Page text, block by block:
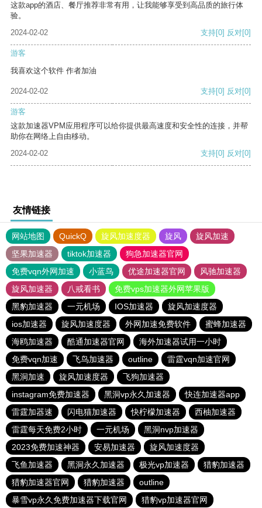
这款app的酒店、餐厅推荐非常有用，让我能够享受到高品质的旅行体
验。
2024-02-02
支持[0] 反对[0]
游客
我喜欢这个软件 作者加油
2024-02-02 支持[0] 反对[0]
游客
这款加速器VPM应用程序可以给你提供最高速度和安全性的连接，并帮
助你在网络上自由移动。
2024-02-02
支持[0] 反对[0]
友情链接
网站地图 QuickQ 旋风加速度器 旋风
旋风加速
坚果加速器
tiktok加速器
狗急加速器官网
免费vqn外网加速
小蓝鸟 优途加速器官网
风驰加速器
旋风加速器
八戒看书
免费vps加速器外网苹果版
黑豹加速器
一元机场 IOS加速器
旋风加速度器
ios加速器
旋风加速度器 外网加速免费软件
蜜蜂加速器
海鸥加速器
酷通加速器官网
海外加速器试用一小时
免费vqn加速
飞鸟加速器 outline
雷霆vqn加速官网
黑洞加速
旋风加速度器
飞狗加速器
instagram免费加速器
黑洞vp永久加速器
快连加速器app
雷霆加器速
闪电猫加速器 快柠檬加速器
西柚加速器
雷霆每天免费2小时
一元机场
黑洞nvp加速器
2023免费加速神器
安易加速器
旋风加速度器
飞鱼加速器
黑洞永久加速器 极光vp加速器
猎豹加速器
猎豹加速器官网
猎豹加速器
outline
暴雪vp永久免费加速器下载官网
猎豹vp加速器官网